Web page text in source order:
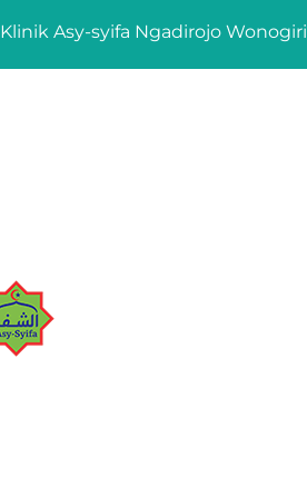
Klinik Asy-syifa Ngadirojo Wonogiri